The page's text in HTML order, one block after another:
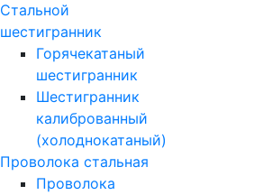
Стальной
шестигранник
Горячекатаный
шестигранник
Шестигранник
калиброванный
(холоднокатаный)
Проволока стальная
Проволока